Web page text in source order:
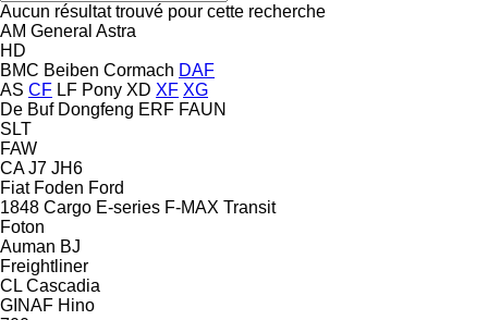
Aucun résultat trouvé pour cette recherche
AM General Astra
HD
BMC Beiben Cormach DAF
AS CF LF Pony XD XF XG
De Buf Dongfeng ERF FAUN
SLT
FAW
CA J7 JH6
Fiat Foden Ford
1848 Cargo E-series F-MAX Transit
Foton
Auman BJ
Freightliner
CL Cascadia
GINAF Hino